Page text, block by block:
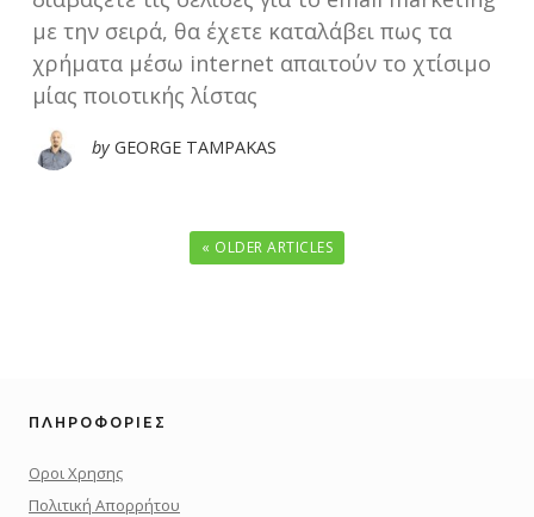
με την σειρά, θα έχετε καταλάβει πως τα
χρήματα μέσω internet απαιτούν το χτίσιμο
μίας ποιοτικής λίστας
by GEORGE TAMPAKAS
« OLDER ARTICLES
ΠΛΗΡΟΦΟΡΊΕΣ
Οροι Χρησης
Πολιτική Απορρήτου